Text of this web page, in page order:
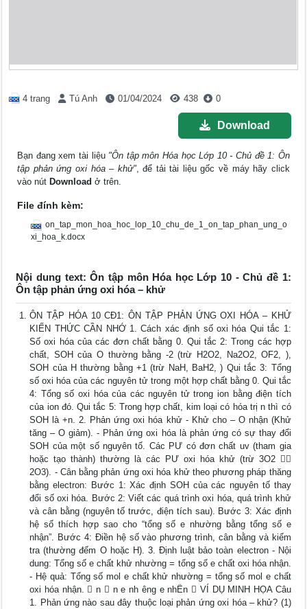
4 trang Tú Anh 01/04/2024 438 0
Download
Bạn đang xem tài liệu "Ôn tập môn Hóa học Lớp 10 - Chủ đề 1: Ôn
tập phản ứng oxi hóa – khử", để tải tài liệu gốc về máy hãy click
vào nút Download ở trên.
File đính kèm:
on_tap_mon_hoa_hoc_lop_10_chu_de_1_on_tap_phan_ung_o
xi_hoa_k.docx
Nội dung text: Ôn tập môn Hóa học Lớp 10 - Chủ đề 1:
Ôn tập phản ứng oxi hóa – khử
ÔN TẬP HÓA 10 CĐ1: ÔN TẬP PHẢN ỨNG OXI HÓA – KHỬ
KIẾN THỨC CẦN NHỚ 1. Cách xác định số oxi hóa Qui tắc 1:
Số oxi hóa của các đơn chất bằng 0. Qui tắc 2: Trong các hợp
chất, SOH của O thường bằng -2 (trừ H2O2, Na2O2, OF2, ),
SOH của H thường bằng +1 (trừ NaH, BaH2, ) Qui tắc 3: Tổng
số oxi hóa của các nguyên tử trong một hợp chất bằng 0. Qui tắc
4: Tổng số oxi hóa của các nguyên tử trong ion bằng điện tích
của ion đó. Qui tắc 5: Trong hợp chất, kim loại có hóa trị n thì có
SOH là +n. 2. Phản ứng oxi hóa khử - Khử cho – O nhận (Khử
tăng – O giảm). - Phản ứng oxi hóa là phản ứng có sự thay đổi
SOH của một số nguyên tố. Các PƯ có đơn chất uv (tham gia
hoặc tạo thành) thường là các PƯ oxi hóa khử (trừ 3O2 
2O3). - Cân bằng phản ứng oxi hóa khử theo phương pháp thăng
bằng electron: Bước 1: Xác định SOH của các nguyên tố thay
đổi số oxi hóa. Bước 2: Viết các quá trình oxi hóa, quá trình khử
và cân bằng (nguyên tố trước, điện tích sau). Bước 3: Xác định
hệ số thích hợp sao cho “tổng số e nhường bằng tổng số e
nhận”. Bước 4: Điền hệ số vào phương trình, cân bằng và kiểm
tra (thường đếm O hoặc H). 3. Định luật bảo toàn electron - Nội
dung: Tổng số e chất khử nhường = tổng số e chất oxi hóa nhận.
- Hệ quả: Tổng số mol e chất khử nhường = tổng số mol e chất
oxi hóa nhận.  n  n e nh ­êng e nhËn  VÍ DỤ MINH HỌA Câu
1. Phản ứng nào sau đây thuộc loại phản ứng oxi hóa – khử? (1)